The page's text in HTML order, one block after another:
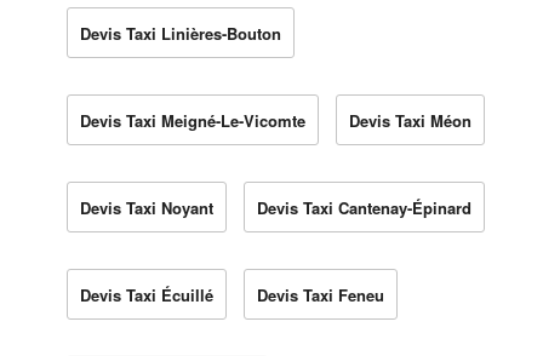
Devis Taxi Linières-Bouton
Devis Taxi Meigné-Le-Vicomte Devis Taxi Méon
Devis Taxi Noyant Devis Taxi Cantenay-Épinard
Devis Taxi Écuillé Devis Taxi Feneu